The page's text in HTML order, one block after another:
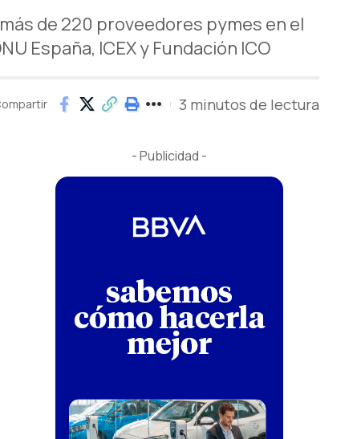
de 220 proveedores pymes en el
España, ICEX y Fundación ICO
3 minutos de lectura
- Publicidad -